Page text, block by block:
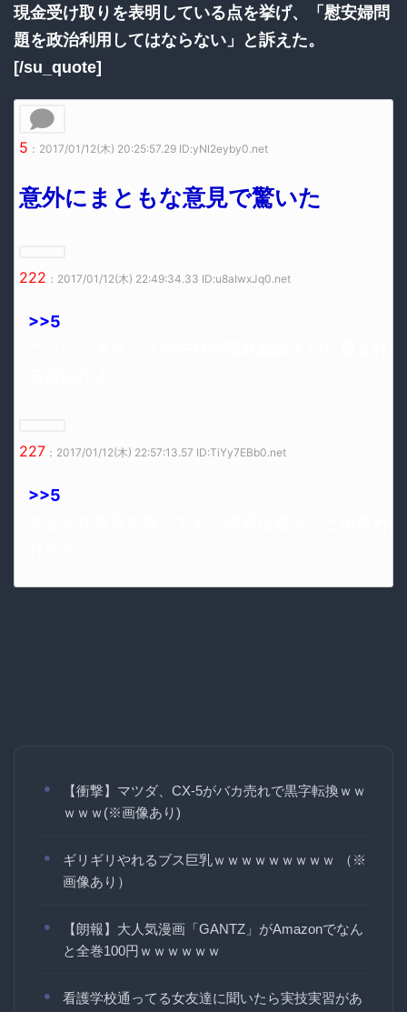
現金受け取りを表明している点を挙げ、「慰安婦問
題を政治利用してはならない」と訴えた。
[/su_quote]
5 ：2017/01/12(木) 20:25:57.29 ID:yNl2eyby0.net
意外にまともな意見で驚いた
222 ：2017/01/12(木) 22:49:34.33 ID:u8aIwxJq0.net
>>5
227 ：2017/01/12(木) 22:57:13.57 ID:TiYy7EBb0.net
>>5
【衝撃】マツダ、CX-5がバカ売れで黒字転換ｗｗ
ｗｗｗ(※画像あり)
ギリギリやれるブス巨乳ｗｗｗｗｗｗｗｗｗ （※
画像あり）
【朗報】大人気漫画「GANTZ」がAmazonでなん
と全巻100円ｗｗｗｗｗｗ
看護学校通ってる女友達に聞いたら実技実習があ